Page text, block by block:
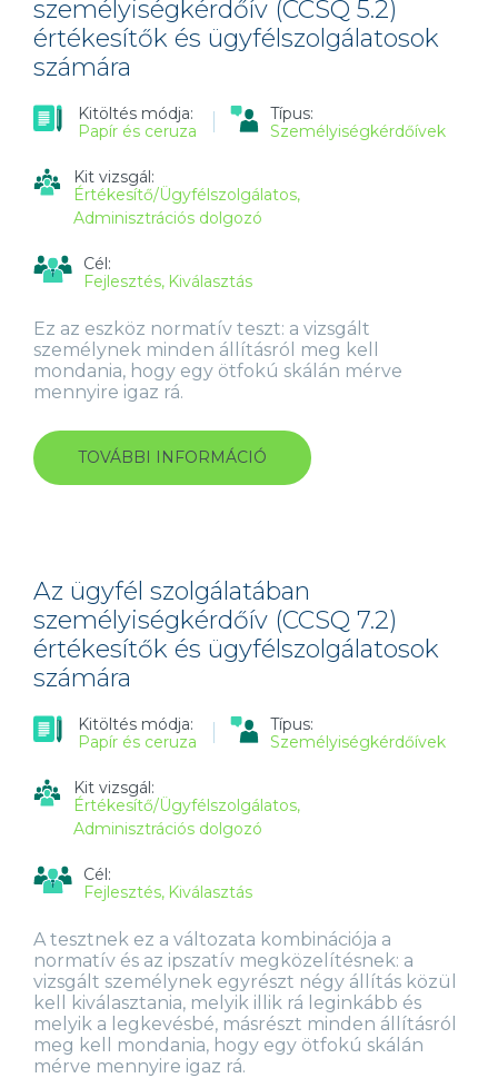
személyiségkérdőív (CCSQ 5.2)
értékesítők és ügyfélszolgálatosok
számára
Kitöltés módja:
Papír és ceruza
Típus:
Személyiségkérdőívek
Kit vizsgál:
Értékesítő/Ügyfélszolgálatos
Adminisztrációs dolgozó
Cél:
Fejlesztés Kiválasztás
Ez az eszköz normatív teszt: a vizsgált
személynek minden állításról meg kell
mondania, hogy egy ötfokú skálán mérve
mennyire igaz rá.
TOVÁBBI INFORMÁCIÓ
ÜGYFÉL
ÉRTÉKESÍTŐK
ÉS
ÜGYFÉLSZOLGÁLATOSOK
SZÁMÁRA
TARTALOMMAL
Az ügyfél szolgálatában
személyiségkérdőív (CCSQ 7.2)
értékesítők és ügyfélszolgálatosok
számára
Kitöltés módja:
Papír és ceruza
Típus:
Személyiségkérdőívek
Kit vizsgál:
Értékesítő/Ügyfélszolgálatos
Adminisztrációs dolgozó
Cél:
Fejlesztés Kiválasztás
A tesztnek ez a változata kombinációja a
normatív és az ipszatív megközelítésnek: a
vizsgált személynek egyrészt négy állítás közül
kell kiválasztania, melyik illik rá leginkább és
melyik a legkevésbé, másrészt minden állításról
meg kell mondania, hogy egy ötfokú skálán
mérve mennyire igaz rá.